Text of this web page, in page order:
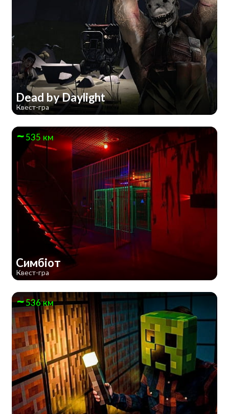
Dead by Daylight
Квест-гра
535 км
Симбіот
Квест-гра
536 км